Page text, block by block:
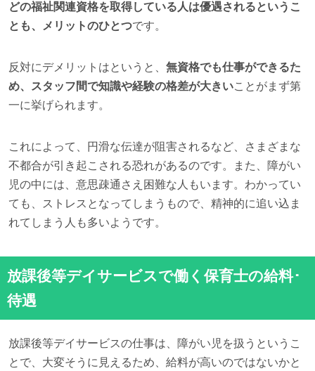
どの福祉関連資格を取得している人は優遇されるというこ
とも、メリットのひとつです。
反対にデメリットはというと、 無資格でも仕事ができるた
め、スタッフ間で知識や経験の格差が大きいことがまず第
一に挙げられます。
これによって、円滑な伝達が阻害されるなど、さまざまな
不都合が引き起こされる恐れがあるのです。また、障がい
児の中には、意思疎通さえ困難な人もいます。わかってい
ても、ストレスとなってしまうもので、精神的に追い込ま
れてしまう人も多いようです。
放課後等デイサービスで働く保育士の給料･
待遇
放課後等デイサービスの仕事は、障がい児を扱うというこ
とで、大変そうに見えるため、給料が高いのではないかと